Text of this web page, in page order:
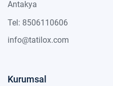
Antakya
Tel: 8506110606
info@tatilox.com
Kurumsal